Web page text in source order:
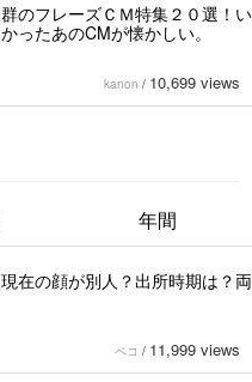
のフレーズＣＭ特集２０選！い
ったあのCMが懐かしい。
kanon / 10,699 views
年間
在の顔が別人？出所時期は？両
ペコ / 11,999 views